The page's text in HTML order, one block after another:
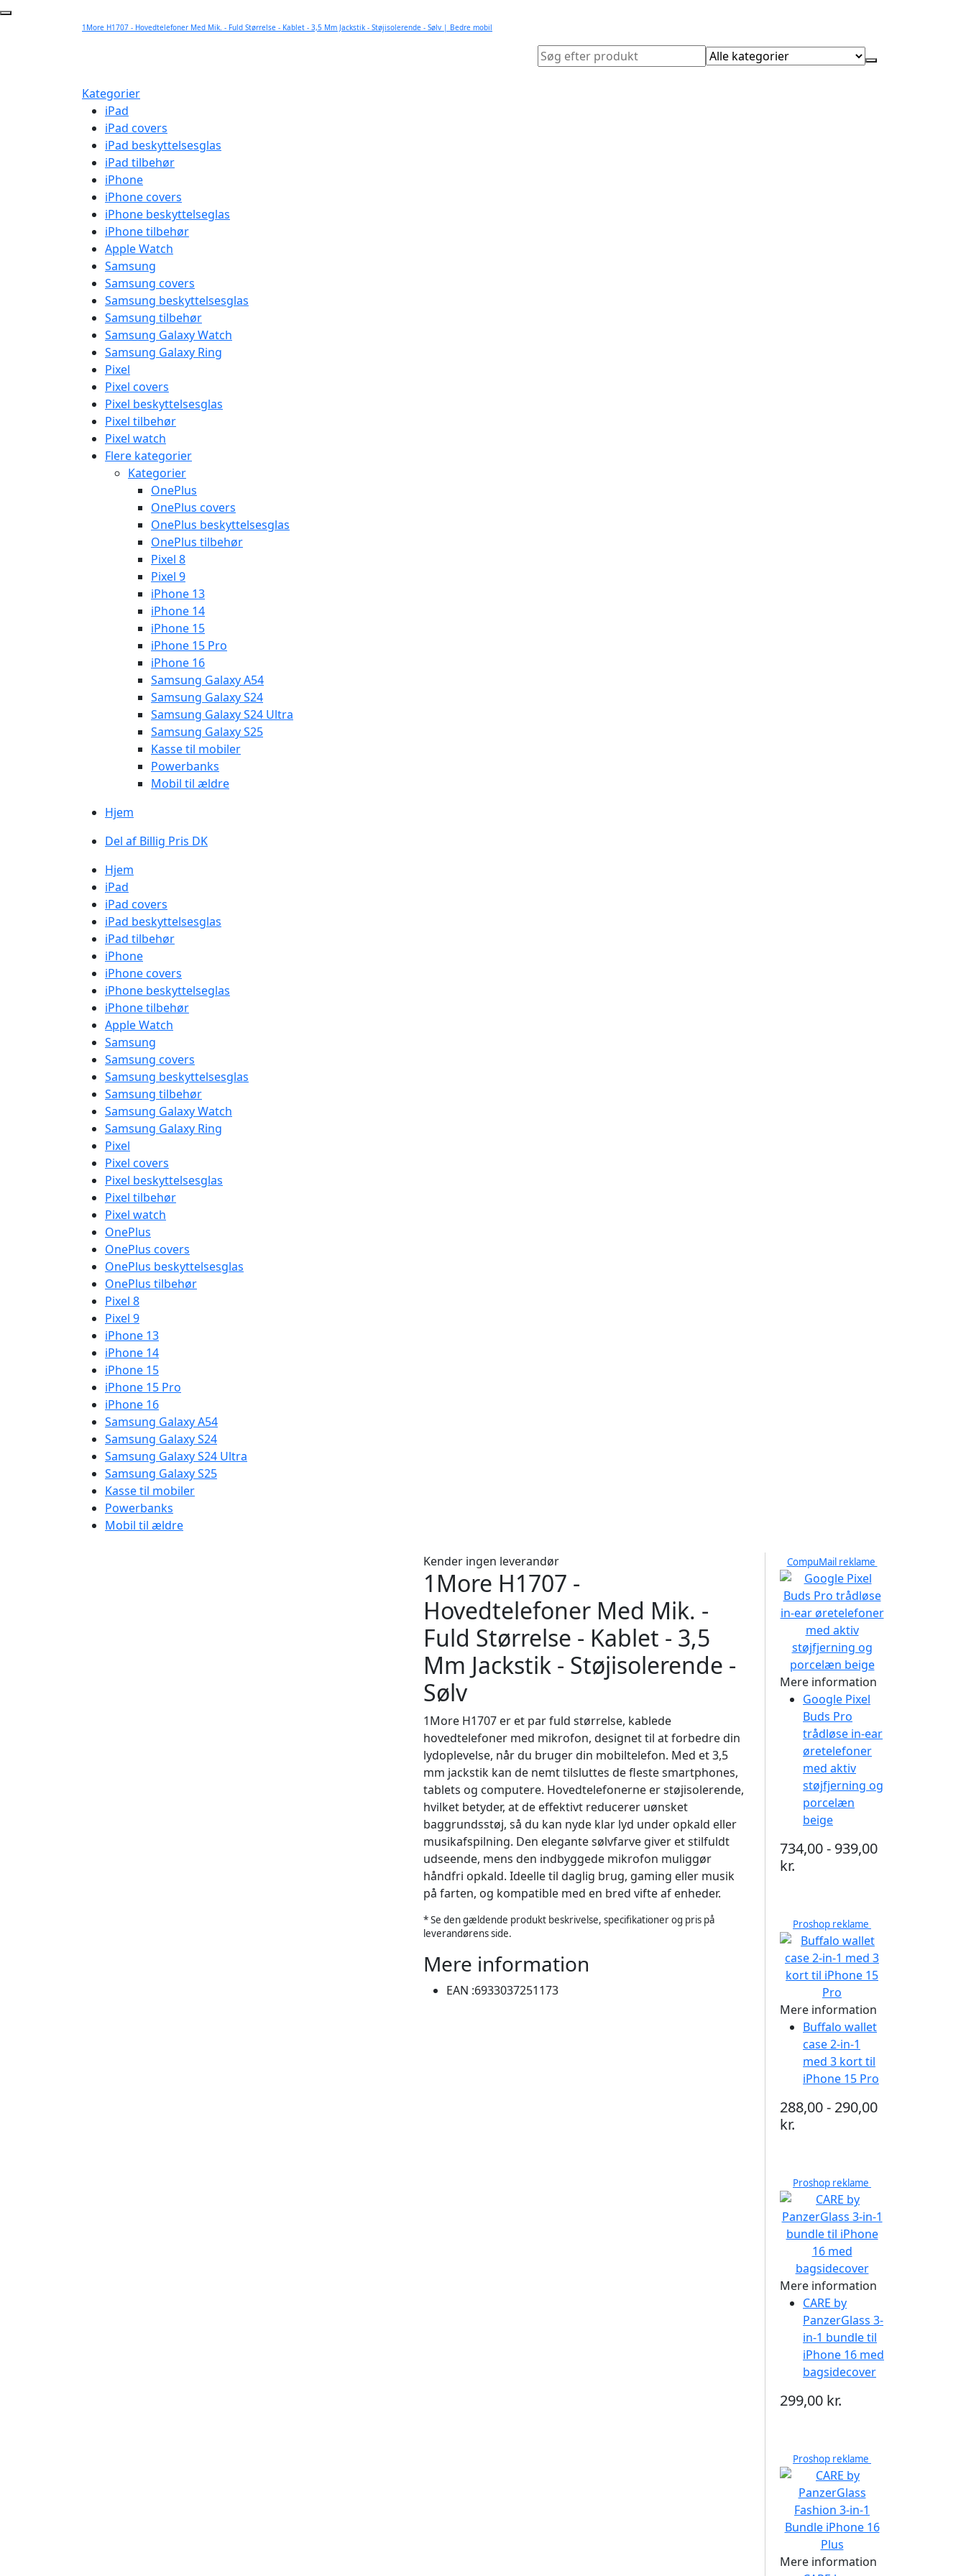
1More H1707 - Hovedtelefoner Med Mik. - Fuld Størrelse - Kablet - 3,5 Mm Jackstik - Støjisolerende - Sølv | Bedre mobil
Kategorier
iPad
iPad covers
iPad beskyttelsesglas
iPad tilbehør
iPhone
iPhone covers
iPhone beskyttelseglas
iPhone tilbehør
Apple Watch
Samsung
Samsung covers
Samsung beskyttelsesglas
Samsung tilbehør
Samsung Galaxy Watch
Samsung Galaxy Ring
Pixel
Pixel covers
Pixel beskyttelsesglas
Pixel tilbehør
Pixel watch
Flere kategorier
Kategorier
OnePlus
OnePlus covers
OnePlus beskyttelsesglas
OnePlus tilbehør
Pixel 8
Pixel 9
iPhone 13
iPhone 14
iPhone 15
iPhone 15 Pro
iPhone 16
Samsung Galaxy A54
Samsung Galaxy S24
Samsung Galaxy S24 Ultra
Samsung Galaxy S25
Kasse til mobiler
Powerbanks
Mobil til ældre
Hjem
Del af Billig Pris DK
Hjem
iPad
iPad covers
iPad beskyttelsesglas
iPad tilbehør
iPhone
iPhone covers
iPhone beskyttelseglas
iPhone tilbehør
Apple Watch
Samsung
Samsung covers
Samsung beskyttelsesglas
Samsung tilbehør
Samsung Galaxy Watch
Samsung Galaxy Ring
Pixel
Pixel covers
Pixel beskyttelsesglas
Pixel tilbehør
Pixel watch
OnePlus
OnePlus covers
OnePlus beskyttelsesglas
OnePlus tilbehør
Pixel 8
Pixel 9
iPhone 13
iPhone 14
iPhone 15
iPhone 15 Pro
iPhone 16
Samsung Galaxy A54
Samsung Galaxy S24
Samsung Galaxy S24 Ultra
Samsung Galaxy S25
Kasse til mobiler
Powerbanks
Mobil til ældre
Kender ingen leverandør
1More H1707 -
Hovedtelefoner Med Mik. -
Fuld Størrelse - Kablet - 3,5
Mm Jackstik - Støjisolerende -
Sølv
1More H1707 er et par fuld størrelse, kablede
hovedtelefoner med mikrofon, designet til at forbedre din
lydoplevelse, når du bruger din mobiltelefon. Med et 3,5
mm jackstik kan de nemt tilsluttes de fleste smartphones,
tablets og computere. Hovedtelefonerne er støjisolerende,
hvilket betyder, at de effektivt reducerer uønsket
baggrundsstøj, så du kan nyde klar lyd under opkald eller
musikafspilning. Den elegante sølvfarve giver et stilfuldt
udseende, mens den indbyggede mikrofon muliggør
håndfri opkald. Ideelle til daglig brug, gaming eller musik
på farten, og kompatible med en bred vifte af enheder.
* Se den gældende produkt beskrivelse, specifikationer og pris på
leverandørens side.
Mere information
EAN :6933037251173
CompuMail reklame
Mere information
Google Pixel
Buds Pro
trådløse in-ear
øretelefoner
med aktiv
støjfjerning og
porcelæn
beige
734,00 - 939,00
kr.
Proshop reklame
Mere information
Buffalo wallet
case 2-in-1
med 3 kort til
iPhone 15 Pro
288,00 - 290,00
kr.
Proshop reklame
Mere information
CARE by
PanzerGlass 3-
in-1 bundle til
iPhone 16 med
bagsidecover
299,00 kr.
Proshop reklame
Mere information